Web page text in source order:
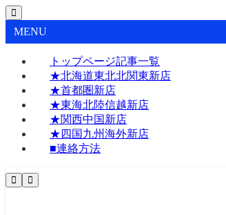
MENU
トップページ記事一覧
★北海道東北北関東新店
★首都圏新店
★東海北陸信越新店
★関西中国新店
★四国九州海外新店
■連絡方法